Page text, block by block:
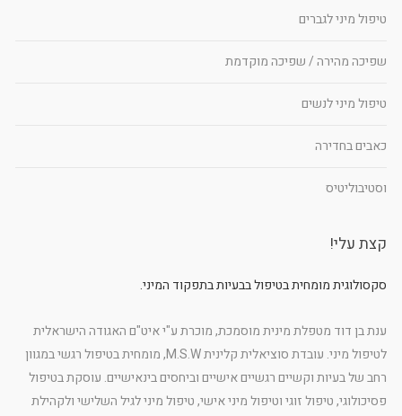
טיפול מיני לגברים
שפיכה מהירה / שפיכה מוקדמת
טיפול מיני לנשים
כאבים בחדירה
וסטיבוליטיס
קצת עלי!
סקסולוגית מומחית בטיפול בבעיות בתפקוד המיני.
ענת בן דוד מטפלת מינית מוסמכת, מוכרת ע"י איט"ם האגודה הישראלית
לטיפול מיני. עובדת סוציאלית קלינית M.S.W, מומחית בטיפול רגשי במגוון
רחב של בעיות וקשיים רגשיים אישיים וביחסים בינאישיים. עוסקת בטיפול
פסיכולוגי, טיפול זוגי וטיפול מיני אישי, טיפול מיני לגיל השלישי ולקהילת